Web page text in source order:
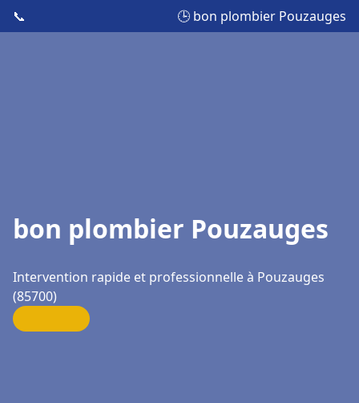
📞 🕒 bon plombier Pouzauges
bon plombier Pouzauges
Intervention rapide et professionnelle à Pouzauges
(85700)